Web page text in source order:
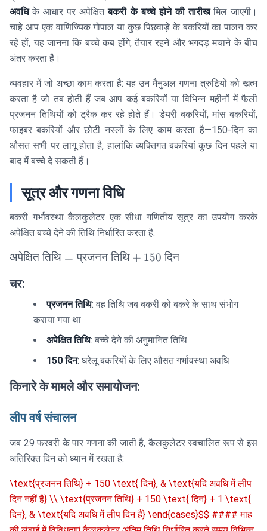
अवधिके आधार पर अपेक्षितबकरी के बच्चे होने की तारीखमिल जाएगी।
चाहे आप एक वाणिज्यिक गोपाल या कुछ पिछवाड़े के बकरियों का पालन कर
रहे हों, यह जानना कि बच्चे कब होंगे, तैयार रहने और भगदड़ मचाने के बीच
अंतर करता है।
व्यवहार में जो अच्छा काम करता है: यह उन मैनुअल गणना त्रुटियों को खत्म
करता है जो तब होती हैं जब आप कई बकरियों या विभिन्न महीनों में फैली
प्रजनन तिथियों को ट्रैक कर रहे होते हैं। डेयरी बकरियों, मांस बकरियों,
फाइबर बकरियों और छोटी नस्लों के लिए काम करता है—150-दिन का
औसत सभी पर लागू होता है, हालांकि व्यक्तिगत बकरियां कुछ दिन पहले या
बाद में बच्चे दे सकती हैं।
सूत्र और गणना विधि
बकरी गर्भावस्था कैलकुलेटर एक सीधा गणितीय सूत्र का उपयोग करके
अपेक्षित बच्चे देने की तिथि निर्धारित करता है:
\text{अपेक्षित
\text{प्रजनन
तिथि} + 150
\text{ दिन}
अपेक्षित तिथि = प्रजनन तिथि + 150 दिन
चर:
प्रजनन तिथि: वह तिथि जब बकरी को बकरे के साथ संभोग
कराया गया था
अपेक्षित तिथि: बच्चे देने की अनुमानित तिथि
150 दिन: घरेलू बकरियों के लिए औसत गर्भावस्था अवधि
किनारे के मामले और समायोजन:
लीप वर्ष संचालन
जब 29 फरवरी के पार गणना की जाती है, कैलकुलेटर स्वचालित रूप से इस
अतिरिक्त दिन को ध्यान में रखता है:
\text{प्रजनन तिथि} + 150 \text{ दिन}, & \text{यदि अवधि में लीप दिन नहीं है} \\ \text{प्रजनन तिथि} + 150 \text{ दिन} + 1 \text{ दिन}, & \text{यदि अवधि में लीप दिन है} \end{cases}$$ #### माह की लंबाई में विविधताएं कैलकुलेटर अंतिम तिथि निर्धारित करते समय विभिन्न माह की लंबाइयों (28/29, 30, या 31 दिन) को ध्यान में रखता है। #### तिथि सत्यापन कैलकुलेटर सत्यापित करता है कि: - प्रजनन तिथि भविष्य में नहीं है - तिथि प्रारूप वैध है (YYYY-MM-DD) - तिथि मौजूद है (जैसे, फरवरी 30 नहीं) ## कैलकुलेटर कैसे काम करता है यहाँ पीछे की ओर क्या होता है: अपनी प्रजनन तिथि दर्ज करें, और कैलकुलेटर इसमें 150 दिन जोड़ देता है। यह सरल लगता है, लेकिन इसमें थोड़ा और भी है—यह विभिन्न महीनों की लंबाई (कुछ में 30 दिन, कुछ में 31, फरवरी में 28 या 29) को ध्यान में रखता है और स्वचालित रूप से लीप वर्षों को संभालता है। यह महत्वपूर्ण है क्योंकि यदि आप नवंबर में प्रजनन करते हैं और मैनुअल रूप से कैलेंडर पर गिनते हैं, तो आसानी से यह भूल सकते हैं कि फरवरी आपकी गिनती को बदल देता है। ### आपको क्या मिलता है: - **तिथि इनपुट**: उस दिन को दर्ज करें जब आपकी मादा बकरी का प्रजनन हुआ या पहली बार एक नर बकरे के संपर्क में आई - **तत्काल परिणाम**: अपेक्षित बच्चे देने की तिथि तुरंत देखें—मैनुअल रूप से गिनने की आवश्यकता नहीं - **दृश्य टाइमलाइन**: प्रजनन से अपेक्षित प्रसव तक की पूरी 150 दिन की अवधि दिखाता है - **कॉपी फ़ंक्शन**: अपने प्रजनन रिकॉर्ड या कैलेंडर के लिए परिणाम प्राप्त करें सटीकता के बारे में एक टिप्पणी: यह आपको तैयारी के लिए एक लक्ष्य तिथि देता है, लेकिन बकरियाँ हमेशा कैलेंडर नहीं पढ़तीं। अधिकांश मादा बकरियाँ गणना की गई तिथि से 5 दिन पहले या बाद में बच्चे देती हैं। इसे एक सटीक समय के बजाय "ध्यान से देखने की शुरुआत" की तिथि के रूप में सोचें। ## गर्भधारण कैलकुलेटर का उपयोग कैसे करें इस टूल का उपयोग करने में लगभग 10 सेकंड लगते हैं: 1. **गर्भधारण की तिथि दर्ज करें**: तिथि फ़ील्ड पर क्लिक करें और तिथि का चयन करें (या टाइप करें) जब आपकी मादा को गर्भधारण कराया गया था या पहली बार नर के साथ रखा गया था। प्रारूप YYYY-MM-DD है (जैसे 2023-01-15)। 2. **परिणाम पढ़ें**: अपेक्षित प्रसव तिथि तुरंत दिखाई देगी। यह वह लक्ष्य तिथि है जब आपको सब कुछ तैयार रखना होगा। 3. **टाइमलाइन की जाँच करें**: नीचे दी गई विज़ुअल टाइमलाइन दिखाती है कि आप 150 दिनों की अवधि में कहाँ हैं - यह मध्य गर्भावस्था में जाँच करते समय उपयोगी होता है। 4. **सहेजें**: गर्भधारण रिकॉर्ड या कैलेंडर के लिए प्रसव तिथि कॉपी करने हेतु "कॉपी" बटन दबाएं। यदि आप कई माداओं को ट्रैक कर रहे हैं, तो बस तिथि बदलें और परिणाम स्वचालित रूप से अपडेट हो जाएंगे। कैलकुलेटर भविष्य की तिथियों या अमान्य प्रविष्टियों जैसे 30 फरवरी को स्वीकार नहीं करेगा। ## बकरी गर्भावस्था को समझना बकरी की गर्भावस्था गर्भधारण से जन्म तक लगभग 150 दिन चलती है—लगभग 5 महीने। व्यवहार में, हालांकि, आप कुछ विविधता देखेंगे। एक मादा बकरी 145वें या 155वें दिन बच्चे को जन्म दे सकती है, और दोनों पूरी तरह से सामान्य हैं। ### समय रेखा को प्रभावित करने वाले कारक 150 दिन का औसत ठोस है, लेकिन यहां कुछ ऐसा है जो इसे कुछ दिन इधर या उधर बदल सकता है: - **नस्ल**: डेयरी नस्लें, मांस नस्लें, फाइबर नस्लें, और छोटी नस्लें सभी 150 दिनों के आसपास होती हैं, हालांकि नस्लों के कुछ वंश थोड़ा छोटे या लंबे होते हैं - **पहली बार माताएं**: पहली बार गर्भवती मादाएं अनुभवी माताओं की तुलना में एक या दो दिन अधिक ले सकती हैं - **बहु बच्चे**: जुड़वां या तिहाड़ बच्चों को ले जाने वाली मादाएं थोड़ा पहले जन्म दे सकती हैं—जितने अधिक बच्चे, उतना ही अधिक भीड़ - **व्यक्तिगत जीव विज्ञान**: मानव गर्भावस्था की तरह, हर मादा की अपनी सामान्य सीमा होती है कई बार बच्चे जन्म देने के मौसम में काम करते हुए मैंने पाया: अधिकांश मादाएं अपनी नियत तिथि के आसपास 5 दिन के अंदर बच्चे को जन्म देंगी। कुछ असाधारण मामले 7-10 दिन पहले या बाद में जाते हैं, लेकिन यहीं से आप अधिक ध्यान देना शुरू करते हैं या पशु चिकित्सक को बुलाते हैं। ### बकरी गर्भावस्था के चरण बकरी की गर्भावस्था को तीन मुख्य त्रैमासिक में विभाजित किया जा सकता है, जिनमें से प्रत्येक लगभग 50 दिन तक चलता है: #### पहला त्रैमासिक (दिन 1-50) - गर्भाधान और प्रत्यारोपण होता है - भ्रूण विकास शुरू होता है - गर्भावस्था के कम दिखने वाले लक्षण - भ्रूण विकास के लिए महत्वपूर्ण अवधि #### दूसरा त्रैमासिक (दिन 51-100) - तेज भ्रूण वृद्धि - मादा में शारीरिक परिवर्तन दिखने लगते हैं - पोषण संबंधी आवश्यकताएं बढ़ जाती हैं - स्तन विकास शुरू हो सकता है #### तीसरा त्रैमासिक (दिन 101-150) - महत्वपूर्ण भ्रूण वृद्धि और विकास - पेट में स्पष्ट विस्तार - स्तन विकास अधिक स्पष्ट होता है - पोषण संबंधी आवश्यकताएं अपने शिखर पर पहुंचती हैं - जन्म की तैयारी शुरू होती है [SVG ग्राफ़िक वही रहेगा जो मूल दस्तावेज़ में था] ## बकरी के गर्भावस्था को प्रभावित करने वाले कारक 150 दिन का औसत एक विश्वसनीय मार्गदर्शक है, लेकिन कई कारक गर्भावस्था की सटीक अवधि को प्रभावित कर सकते हैं और कैलकुलेटर का उपयोग करते समय इन पर ध्यान दिया जाना चाहिए: ### नस्ल में अंतर विभिन्न बकरी की नस्लों में गर्भावस्था की औसत अवधि में थोड़ा अंतर हो सकता है: - **डेयरी नस्लें** (अल्पाइन, लामांचा, नूबियन, सानेन, टोगेनबर्ग): 145-155 दिन - **मांस नस्लें** (बोअर, किको, स्पेनिश): 148-152 दिन - **फाइबर नस्लें** (अंगोरा, कश्मीरी): 147-153 दिन - **छोटी नस्लें** (नाइजीरियन ड्वार्फ, पाइगमी): 145-153 दिन ### बकरी की उम्र और स्वास्थ्य - **पहली बार माताएं**: पहली बार बच्चे जन्म देने वाली बकरियां थोड़ा लंबे समय तक बच्चे ढो सकती हैं - **बुजुर्ग बकरियां**: गर्भावस्था की अवधि थोड़ी कम हो सकती है - **स्वास्थ्य स्थिति**: बीमारी या तनाव गर्भावस्था की अवधि को प्रभावित कर सकते हैं - **पोषण स्थिति**: सामान्य गर्भावस्था के लिए उचित पोषण आवश्यक है ### बहु-जन्म - जुड़वां या तिहरे बच्चे ले जाने वाली बकरियां एक बच्चे वाली बकरियों की तुलना में थोड़ा जल्दी जन्म दे सकती हैं - बकरी की गर्भावस्था में लगभग 60-70% में बहु-जन्म होते हैं - बच्चों की संख्या गर्भावस्था के दौरान बकरी की पोषण संबंधी आवश्यकताओं को प्रभावित कर सकती है ### पर्यावरणीय कारक - **मौसम**: मौसमी परिवर्तन प्रजनन चक्र और संभावित रूप से गर्भावस्था की अवधि को प्रभावित कर सकते हैं - **जलवायु**: अत्यधिक मौसम की स्थिति तनाव पैदा कर सकती है जो गर्भावस्था को प्रभावित करता है - **प्रबंधन प्रथाएं**: उचित देखभाल और प्रबंधन सामान्य गर्भावस्था का समर्थन करते हैं ## आप वास्तव में इसका उपयोग कब करेंगे विभिन्न बकरी संचालन विभिन्न कारणों से सटीक प्रसव तिथियों पर निर्भर करते हैं: ### वाणिज्यिक डेयरी संचालन जब आप एक वाणिज्यिक डेयरी गोशाला का प्रबंधन कर रहे हैं, तो बच्चे देने की तिथियां आपके पूरे संचालन को प्रभावित करती हैं। आप इसका उपयोग प्रजनन की योजना बनाने के लिए करेंगे ताकि पूरे साल लगातार दूध उत्पादन बनाए रखा जा सके, सूखने की अवधि (आमतौर पर बच्चे देने से 60 दिन पहले) की योजना बनाई जा सके, और श्रम का समन्वय किया जा सके—एक ही सप्ताह में 50 बकरियों के बच्चे देने के लिए गंभीर कर्मचारी व्यवस्था की आवश्यकता होती है। चारा ऑर्डर करने में भी यह जानना महत्वपूर्ण होता है कि बकरियां गर्भावस्था के अंतिम चरण में कब प्रवेश करती हैं और उन्हें बढ़ी हुई पोषण की आवश्यकता होती है। ### मांस बकरी उत्पादक समय विशिष्ट बाजारों को लक्षित करते समय सब कुछ होता है। ईस्टर, क्रिसमस या रमजान बाजारों से पीछे की ओर प्रजनन करने का मतलब है कि आपको महीनों पहले से सटीक प्रसव तिथियों की आवश्यकता होती है। यह वसंत चारा वृद्धि के साथ बच्चे देने का समन्वय करने में भी मदद करता है (कम पूरक चारा लागत) और बच्चे देने के शीर्ष मौसम के दौरान सुविधा स्थान की योजना बनाने में। ### शौक किसान और घरेलू किसान केवल कुछ बकरियों के साथ भी, प्रसव तिथियों को जानने से आपको उस यात्रा की योजना बनाने से बचने में मदद मिलती है जब आपकी बकरी बच्चे देने के लिए तैयार हो। आपको बैकअप सहायता की व्यवस्था करनी होगी यदि आप वहां नहीं हो सकते, अग्रिम में अपने सीमित बच्चे देने के स्थान को तैयार करना होगा, और संभवतः प्रजनन के समय को इस प्रकार समायोजित करना होगा कि जनवरी में बच्चे देने से बचा जा सके जब बाहर 10°F तापमान हो और आपकी पानी की लाइनें जम जाती हों। ### प्रजनन कार्यक्रम गंभीर प्रजनक जो आनुवंशिकी को ट्रैक कर रहे हैं, उन्हें रिकॉर्ड रखने के लिए सटीक तिथियों की आवश्यकता होती है, विशेष रूप से कृत्रिम गर्भाधान, भ्रूण स्थानांतरण या विभिन्न रक्त वंशों में प्रजनन सफलता दरों का विश्लेषण करते समय। ### अन्य विकल्प और उनकी सीमाएं आप कैलेंडर पर मैनुअल रूप से गिन सकते हैं, लेकिन मैंने अनुभवी किसानों को कई प्रजनन तिथियों को प्रबंधित करते समय ट्रैक खोते हुए देखा है। फार्म प्रबंधन सॉफ्टवेयर इसके अलावा इन्वेंटरी और वित्त भी करता है, हालांकि यदि आपको केवल प्रसव तिथियों की आवश्यकता है तो यह अधिक है। 45-60 दिनों पर पशु चिकित्सक अल्ट्रासाउंड अधिक सटीकता प्रदान करता है और गर्भावस्था की पुष्टि करता है, लेकिन इसके लिए फार्म यात्रा की आवश्यकता होती है। रक्त परीक्षण गर्भावस्था की पुष्टि करते हैं लेकिन आपके प्रसव तिथि अनुमान को परिष्कृत नहीं करते। ## बकरी के बच्चे होने की तैयारी जब आपको अनुमानित तिथि मिल जाए, तो यहाँ वह है जो आपको करना चाहिए: ### 4 सप्ताह पहले धीरे-धीरे अनाज की मात्रा बढ़ाना शुरू करें—बकरी को अधिक पोषण की आवश्यकता होती है क्योंकि अंतिम महीने में बच्चे तेजी से बढ़ते हैं। यह सुनिश्चित करें कि टीकाकरण बूस्टर वर्तमान हैं (आप एंटीबॉडी से भरे स्तर के दूध चाहते हैं)। अभी अपनी बकरी के बच्चे होने की आपूर्ति एकत्र करें, न कि रात से पहले: साफ तौलिए, नाभि के लिए आयोडीन, चिकनाई, डिस्पोजेबल दस्ताने, बल्ब सिरिंज, और बच्चे होने के विवरण दर्ज करने के लिए एक नोटबुक। ### 2 सप्ताह पहले अपना बकरी के बच्चे होने का बाड़ा तैयार करें: साफ, हवादार, ताजा बिस्तर। यदि आप सर्दियों में बच्चे होने की उम्मीद कर रहे हैं, तो गर्म लैंप के बारे में सोचें (सुरक्षित स्थान पर—बार्न में आग लग सकती है)। अब अपनी बकरियों पर अधिक बार नज़र रखें। एक सामान्य गलती देर से निगरानी सेट करना और प्रारंभिक श्रम के लक्षणों को चूक जाना है। ### श्रम वास्तव में कैसा दिखता है आप देखेंगे कि थन भर जाता है और कसता है (जिसे "थन भरना" कहा जाता है), हालांकि कुछ बकरियाँ अंतिम क्षण तक ऐसा नहीं करतीं। पूंछ के दोनों ओर के लिगामेंट नरम हो जाते हैं—जब वे पूरी तरह से आराम करते हैं, तो आप उन्हें बिल्कुल नहीं महसूस कर सकते, और बच्चे होने की संभावना 24 घंटों के भीतर है। व्यवहार में परिवर्तन आपका सबसे अच्छा संकेत है: बेचैनी, बिस्तर पर खुरदरा करना, बार-बार उठना और बैठना, अपनी पसलियों से बात करना, झुंड से अलग होना। कुछ बकरियाँ अधिक स्नेहशील हो जाती हैं; अन्य अकेले रहना चाहती हैं। ### सक्रिय श्रम के दौरान पहला चरण: बेचैनी और असुविधा, जो कई घंटों तक चल सकती है। दूसरा चरण: सक्रिय धक्का, आप संकुचन देखेंगे, और बच्चे 30-60 मिनट के भीतर दिखने चाहिए। तीसरा चरण: प्लेसेंटा का निष्कासन, आमतौर पर अंतिम बच्चे के कुछ घंटों के भीतर। यदि सक्रिय धक्का एक घंटे से अधिक समय तक चलता है और कोई प्रगति नहीं होती, या आप एक नाक को बिना पैरों के देखते हैं (या पैरों को बिना नाक के), तो अपने पशु चिकित्सक को कॉल करें—ये ऐसी स्थितियाँ नहीं हैं जिन्हें ऑनलाइन समस्या